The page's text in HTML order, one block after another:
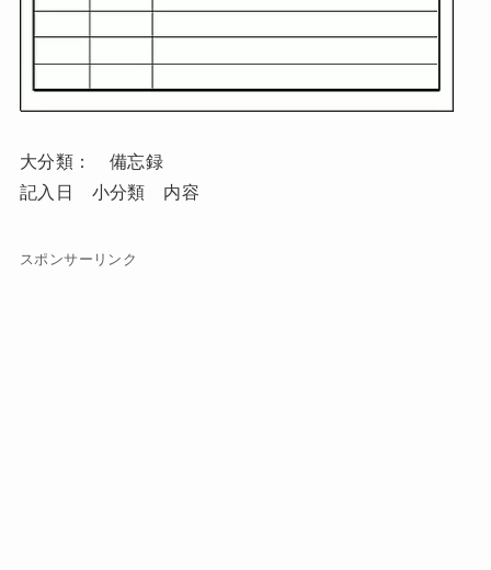
大分類： 備忘録
記入日 小分類 内容
スポンサーリンク